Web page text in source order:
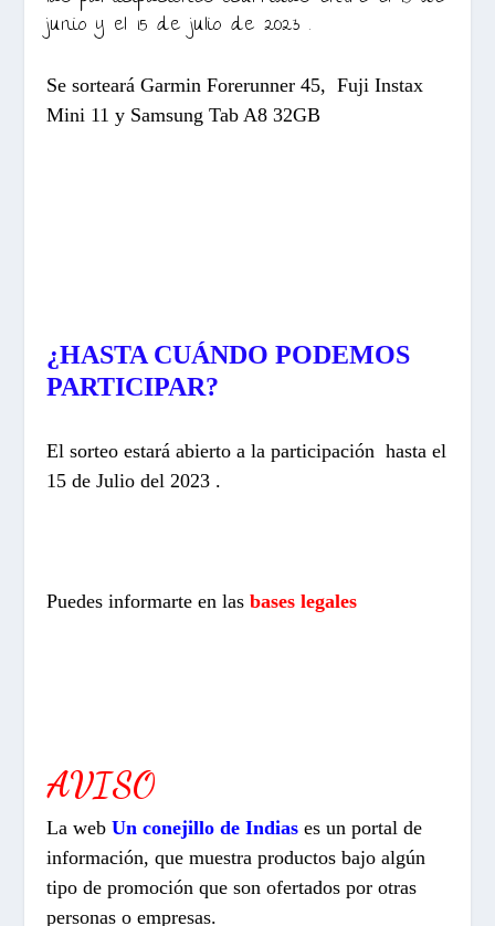
junio y el 15 de julio de 2023 .
Se sorteará Garmin Forerunner 45, Fuji Instax
Mini 11 y Samsung Tab A8 32GB
¿HASTA CUÁNDO PODEMOS
PARTICIPAR?
El sorteo estará abierto a la participación hasta el
15 de Julio del 2023 .
Puedes informarte en lasbases legales
AVISO
La webUn conejillo de Indias es un portal de
información, que muestra productos bajo algún
tipo de promoción que son ofertados por otras
personas o empresas.